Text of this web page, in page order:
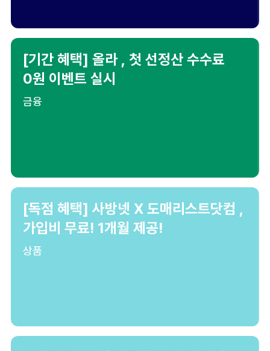
[기간 혜택] 올라 , 첫 선정산 수수료
0원 이벤트 실시
금융
[독점 혜택] 사방넷 X 도매리스트닷컴 ,
가입비 무료! 1개월 제공!
상품